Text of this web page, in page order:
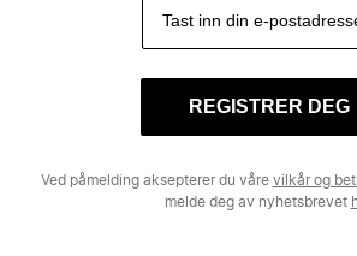
REGISTRER DEG
Ved påmelding aksepterer du våre vilkår og
melde deg av nyhetsbrevet